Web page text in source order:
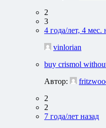
2
3
4 года/лет, 4 мес.
vinlorian
buy crismol
Автор:
2
2
7 года/лет назад